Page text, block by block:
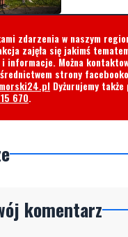
zdarzenia w naszym
zajęła się jakimś
i informacje. Można
strony
Dyżurujemy
670.
komentarz